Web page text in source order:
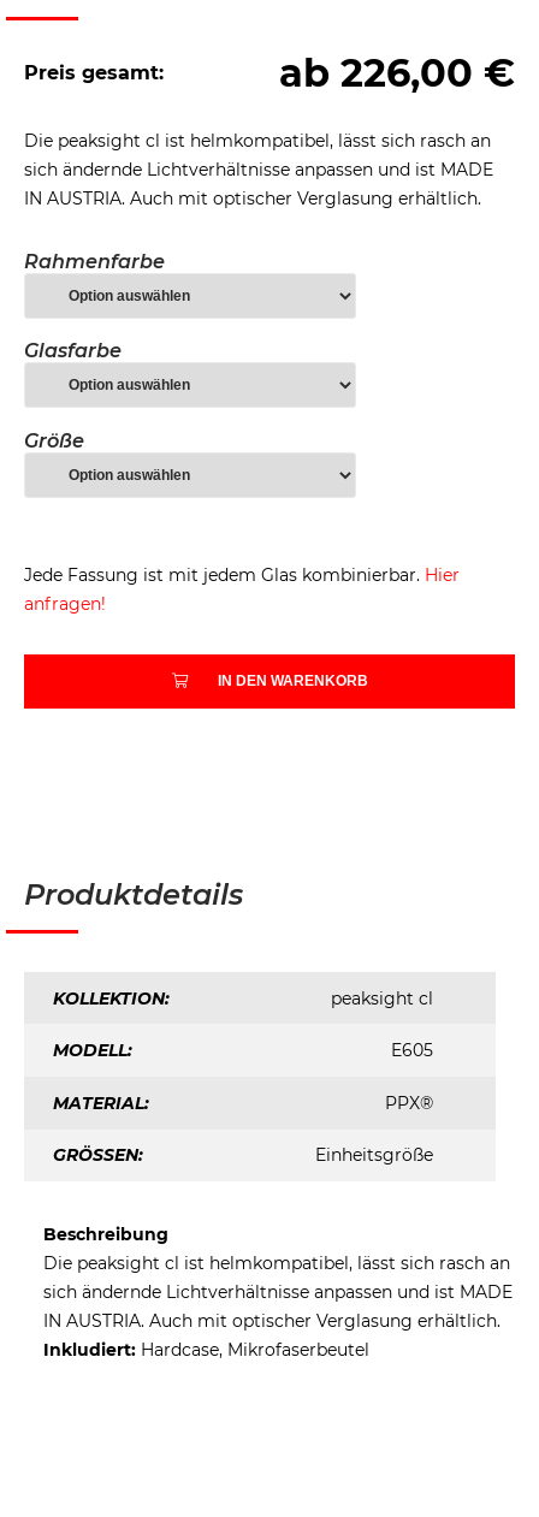
Preis gesamt: ab 226,00 €
Die peaksight cl ist helmkompatibel, lässt sich rasch an
sich ändernde Lichtverhältnisse anpassen und ist MADE
IN AUSTRIA. Auch mit optischer Verglasung erhältlich.
Rahmenfarbe
Glasfarbe
Größe
Jede Fassung ist mit jedem Glas kombinierbar. Hier
anfragen!
IN DEN WARENKORB
Produktdetails
KOLLEKTION: peaksight cl
MODELL: E605
MATERIAL: PPX®
GRÖSSEN: Einheitsgröße
Beschreibung
Die peaksight cl ist helmkompatibel, lässt sich rasch an
sich ändernde Lichtverhältnisse anpassen und ist MADE
IN AUSTRIA. Auch mit optischer Verglasung erhältlich.
Inkludiert: Hardcase, Mikrofaserbeutel